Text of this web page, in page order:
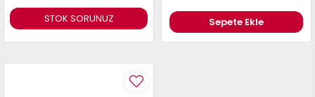
STOK SORUNUZ Sepete Ekle